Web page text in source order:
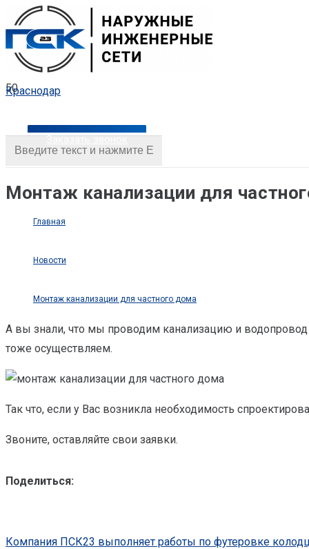
Краснодар
Заказать звонок
Монтаж канализации для
Главная
Новости
Монтаж канализации для частного дома
А вы знали, что мы проводим канализацию и
тоже осуществляем.
Так что, если у Вас возникла необходимость
Звоните, оставляйте свои заявки.
Поделиться:
Компания ПСК23 выполняет работы по футеровке